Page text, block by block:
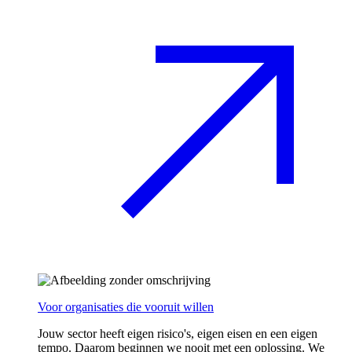
Voor organisaties die vooruit willen
Jouw sector heeft eigen risico's, eigen eisen en een eigen
tempo. Daarom beginnen we nooit met een oplossing. We